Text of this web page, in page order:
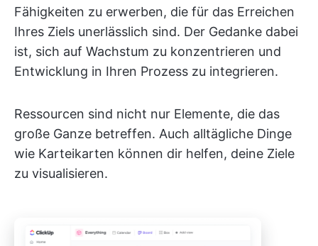
Fähigkeiten zu erwerben, die für das Erreichen
Ihres Ziels unerlässlich sind. Der Gedanke dabei
ist, sich auf Wachstum zu konzentrieren und
Entwicklung in Ihren Prozess zu integrieren.
Ressourcen sind nicht nur Elemente, die das
große Ganze betreffen. Auch alltägliche Dinge
wie Karteikarten können dir helfen, deine Ziele
zu visualisieren.